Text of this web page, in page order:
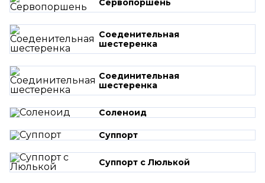
Сервопоршень
Соеденительная
шестеренка
Соединительная
шестеренка
Соленоид
Суппорт
Суппорт с Люлькой